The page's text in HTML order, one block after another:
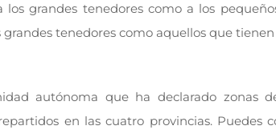
los grandes tenedores como a los
tenedores como aquellos que
autónoma que ha declarado zonas
en las cuatro provincias. Puedes